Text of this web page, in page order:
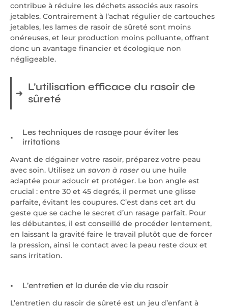
contribue à réduire les déchets associés aux rasoirs
jetables. Contrairement à l’achat régulier de cartouches
jetables, les lames de rasoir de sûreté sont moins
onéreuses, et leur production moins polluante, offrant
donc un avantage financier et écologique non
négligeable.
L’utilisation efficace du rasoir de
sûreté
Les techniques de rasage pour éviter les
irritations
Avant de dégainer votre rasoir, préparez votre peau
avec soin. Utilisez un savon à raser ou une huile
adaptée pour adoucir et protéger. Le bon angle est
crucial : entre 30 et 45 degrés, il permet une glisse
parfaite, évitant les coupures. C’est dans cet art du
geste que se cache le secret d’un rasage parfait. Pour
les débutantes, il est conseillé de procéder lentement,
en laissant la gravité faire le travail plutôt que de forcer
la pression, ainsi le contact avec la peau reste doux et
sans irritation.
L’entretien et la durée de vie du rasoir
L’entretien du rasoir de sûreté est un jeu d’enfant à